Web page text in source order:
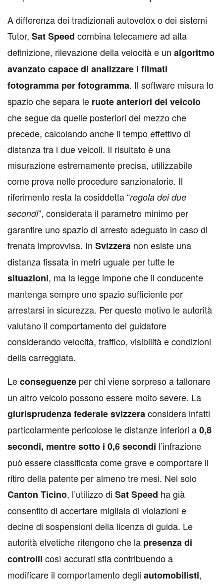
A differenza dei tradizionali autovelox o dei sistemi
Tutor, Sat Speed combina telecamere ad alta
definizione, rilevazione della velocità e un algoritmo
avanzato capace di analizzare i filmati
fotogramma per fotogramma. Il software misura lo
spazio che separa le ruote anteriori del veicolo
che segue da quelle posteriori del mezzo che
precede, calcolando anche il tempo effettivo di
distanza tra i due veicoli. Il risultato è una
misurazione estremamente precisa, utilizzabile
come prova nelle procedure sanzionatorie. Il
riferimento resta la cosiddetta “regola dei due
secondi”, considerata il parametro minimo per
garantire uno spazio di arresto adeguato in caso di
frenata improvvisa. In Svizzera non esiste una
distanza fissata in metri uguale per tutte le
situazioni, ma la legge impone che il conducente
mantenga sempre uno spazio sufficiente per
arrestarsi in sicurezza. Per questo motivo le autorità
valutano il comportamento del guidatore
considerando velocità, traffico, visibilità e condizioni
della carreggiata.
Leconseguenze per chi viene sorpreso a tallonare
un altro veicolo possono essere molto severe. La
giurisprudenza federale svizzeraconsidera infatti
particolarmente pericolose le distanze inferiori a0,8
secondi, mentre sotto i 0,6 secondi l’infrazione
può essere classificata come grave e comportare il
ritiro della patente per almeno tre mesi. Nel solo
Canton Ticino, l’utilizzo di Sat Speed ha già
consentito di accertare migliaia di violazioni e
decine di sospensioni della licenza di guida. Le
autorità elvetiche ritengono che la presenza di
controlli così accurati stia contribuendo a
modificare il comportamento degli automobilisti,